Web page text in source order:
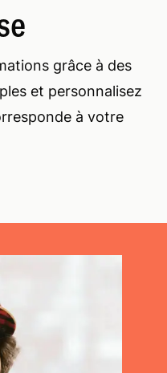
grâce à des
et personnalisez
à votre